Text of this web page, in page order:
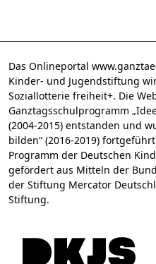
Das Onlineportal
Kinder- und Jugendstiftung
Soziallotterie freiheit+. Die
Ganztagsschulprogramm
(2004-2015) entstanden und
bilden“ (2016-2019)
Programm der Deutschen
gefördert aus Mitteln der
der Stiftung Mercator
Stiftung.